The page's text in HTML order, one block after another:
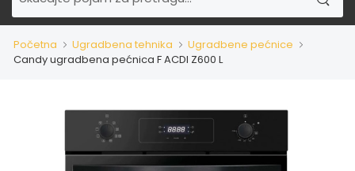
Početna Ugradbena tehnika
Ugradbene pećnice
Candy ugradbena pećnica F ACDI Z600 L